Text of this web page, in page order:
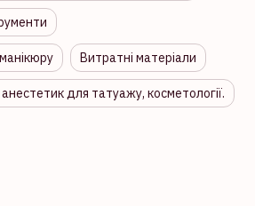
Витратні матеріали
для татуажу, косметології.